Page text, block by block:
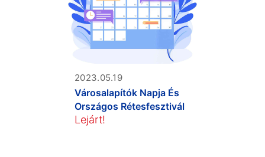
2023.05.19
Városalapítók Napja És
Országos Rétesfesztivál
Lejárt!